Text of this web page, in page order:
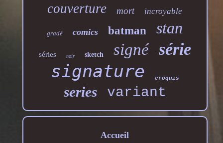
couverture mort incroyable
gradé comics batman stan
séries noir sketch signé série
signature croquis
series variant
Accueil